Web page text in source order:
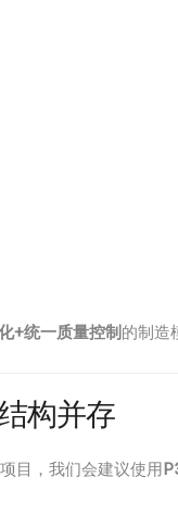
+统一质量控制 的制造
构并存
目，我们会建议使用